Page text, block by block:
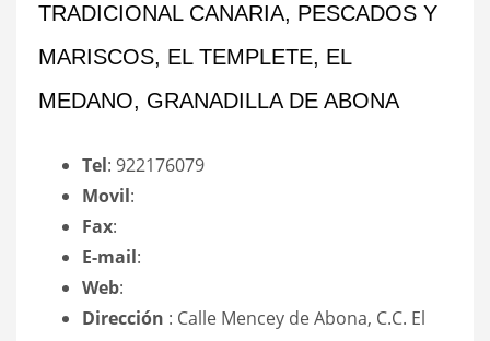
TRADICIONAL CANARIA, PESCADOS Y
MARISCOS, EL TEMPLETE, EL
MEDANO, GRANADILLA DE ABONA
Tel: 922176079
Movil:
Fax:
E-mail:
Web:
Dirección : Calle Mencey de Abona, C.C. El